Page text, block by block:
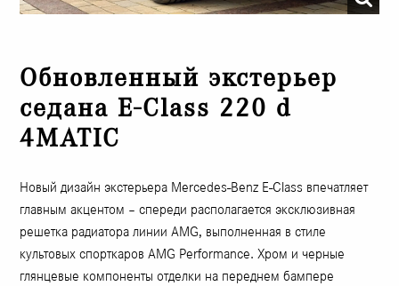
Обновленный экстерьер
седана E-Class 220 d
4MATIC
Новый дизайн экстерьера Mercedes-Benz E-Class впечатляет
главным акцентом – спереди располагается эксклюзивная
решетка радиатора линии AMG, выполненная в стиле
культовых спорткаров AMG Performance. Хром и черные
глянцевые компоненты отделки на переднем бампере